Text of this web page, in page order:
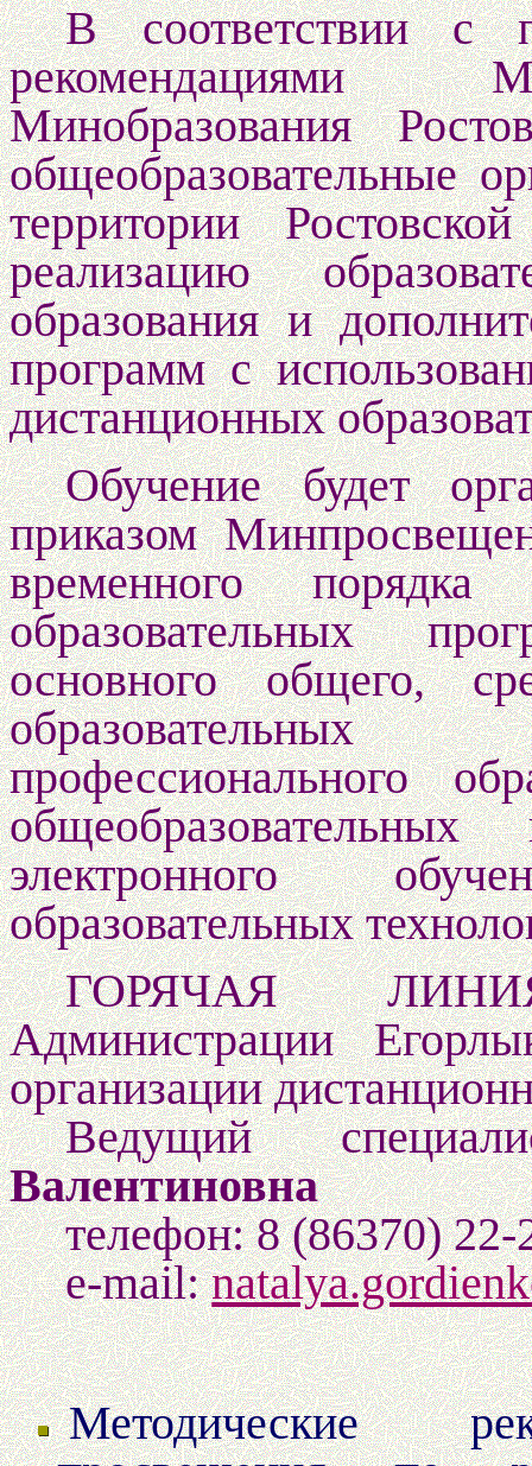
В соответствии с
рекомендациями
Минобразования
общеобразовательные
территории
реализацию
образования и
программ с
дистанционных
Обучение будет
приказом
временного порядка
образовательных
основного общего,
профессионального
электронного
образовательных
ГОРЯЧАЯ
Администрации
организации
Ведущий
Валентиновна
телефон: 8 (86370) 22-
e-mail:
Методические